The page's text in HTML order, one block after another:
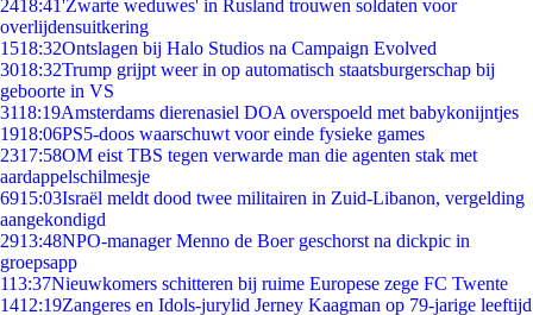
2418:41'Zwarte weduwes' in Rusland trouwen soldaten voor
overlijdensuitkering
1518:32Ontslagen bij Halo Studios na Campaign Evolved
3018:32Trump grijpt weer in op automatisch staatsburgerschap bij
geboorte in VS
3118:19Amsterdams dierenasiel DOA overspoeld met babykonijntjes
1918:06PS5-doos waarschuwt voor einde fysieke games
2317:58OM eist TBS tegen verwarde man die agenten stak met
aardappelschilmesje
6915:03Israël meldt dood twee militairen in Zuid-Libanon, vergelding
aangekondigd
2913:48NPO-manager Menno de Boer geschorst na dickpic in
groepsapp
113:37Nieuwkomers schitteren bij ruime Europese zege FC Twente
1412:19Zangeres en Idols-jurylid Jerney Kaagman op 79-jarige leeftijd